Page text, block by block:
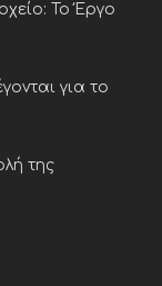
Το Έργο
για το
της